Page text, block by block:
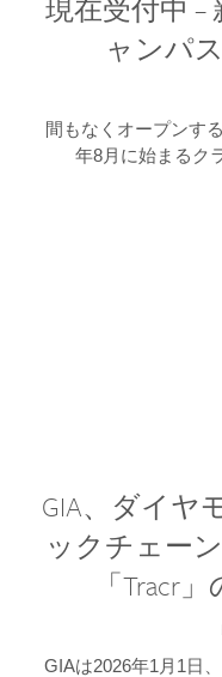
現在受付中 –
ャンパ
間もなくオープンす
年8月に始まるク
GIA、ダイヤ
ックチェー
「Tracr
GIAは2026年1月1日